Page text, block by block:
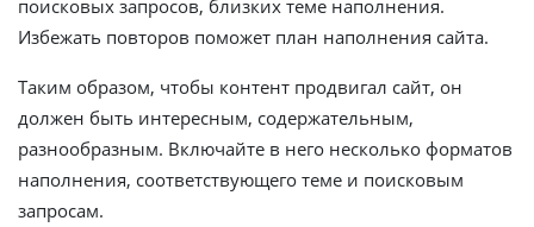
поисковых запросов, близких теме наполнения.
Избежать повторов поможет план наполнения сайта.
Таким образом, чтобы контент продвигал сайт, он
должен быть интересным, содержательным,
разнообразным. Включайте в него несколько форматов
наполнения, соответствующего теме и поисковым
запросам.